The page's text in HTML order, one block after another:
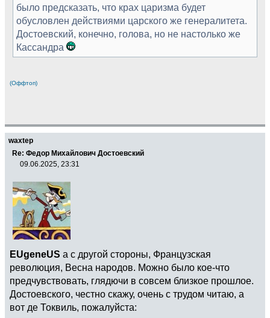
было предсказать, что крах царизма будет
обусловлен действиями царского же генералитета.
Достоевский, конечно, голова, но не настолько же
Кассандра
(Оффтоп)
waxtep
Re: Федор Михайлович Достоевский
09.06.2025, 23:31
EUgeneUS а с другой стороны, Французская
революция, Весна народов. Можно было кое-что
предчувствовать, глядючи в совсем близкое прошлое.
Достоевского, честно скажу, очень с трудом читаю, а
вот де Токвиль, пожалуйста: